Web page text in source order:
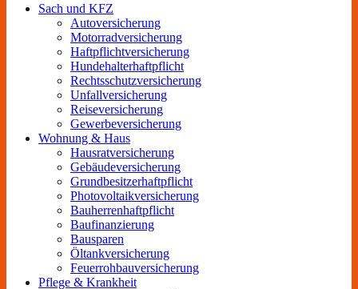
Sach und KFZ
Autoversicherung
Motorradversicherung
Haftpflichtversicherung
Hundehalterhaftpflicht
Rechtsschutzversicherung
Unfallversicherung
Reiseversicherung
Gewerbeversicherung
Wohnung & Haus
Hausratversicherung
Gebäudeversicherung
Grundbesitzerhaftpflicht
Photovoltaikversicherung
Bauherrenhaftpflicht
Baufinanzierung
Bausparen
Öltankversicherung
Feuerrohbauversicherung
Pflege & Krankheit